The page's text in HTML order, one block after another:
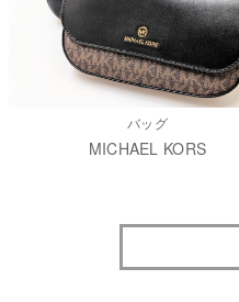
バッグ
MICHAEL KORS